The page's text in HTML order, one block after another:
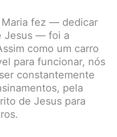
Maria fez — dedicar
Jesus — foi a
como um carro
para funcionar, nós
constantemente
pela
de Jesus para